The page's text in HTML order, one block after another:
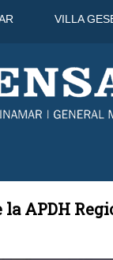
VILLA
APDH